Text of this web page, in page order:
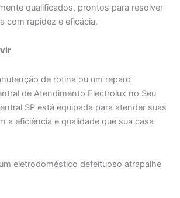
qualificados, prontos para resolver
com rapidez e eficácia.
de rotina ou um reparo
de Atendimento Electrolux no Seu
SP está equipada para atender suas
a eficiência e qualidade que sua casa
eletrodoméstico defeituoso atrapalhe